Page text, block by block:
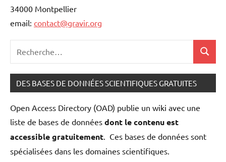
34000 Montpellier
email: contact@gravir.org
:
DES BASES DE DONNÉES SCIENTIFIQUES GRATUITES
Open Access Directory (OAD) publie un wiki avec une
liste de bases de données dont le contenu est
accessible gratuitement . Ces bases de données sont
spécialisées dans les domaines scientifiques.